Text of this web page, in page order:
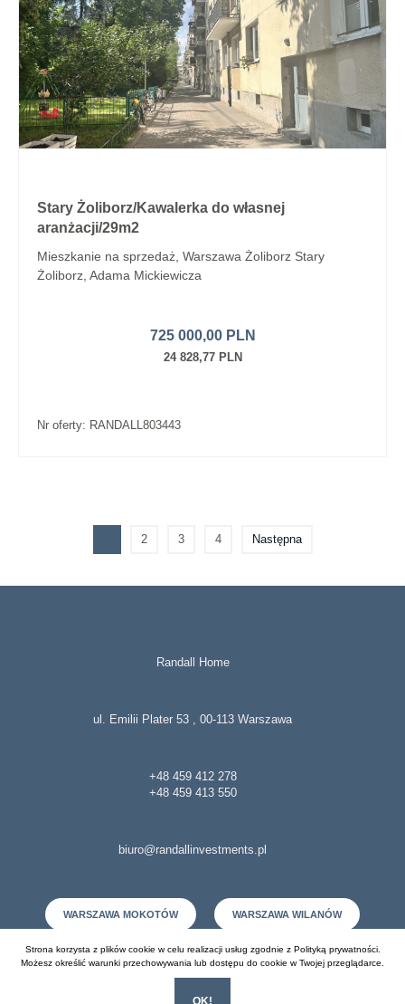
Stary Żoliborz/Kawalerka do własnej
aranżacji/29m2
Mieszkanie na sprzedaż, Warszawa Żoliborz Stary
Żoliborz, Adama Mickiewicza
725 000,00 PLN
24 828,77 PLN
Nr oferty: RANDALL803443
2 3 4 Następna
Randall Home
ul. Emilii Plater 53 , 00-113 Warszawa
+48 459 412 278
+48 459 413 550
biuro@randallinvestments.pl
WARSZAWA MOKOTÓW WARSZAWA WILANÓW
SOCHACZEW
Strona korzysta z plików cookie w celu realizacji usług zgodnie z Polityką prywatności.
Możesz określić warunki przechowywania lub dostępu do cookie w Twojej przeglądarce.